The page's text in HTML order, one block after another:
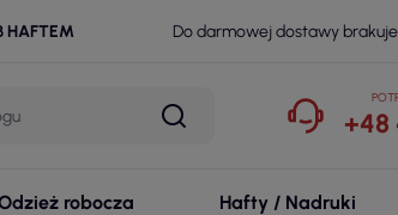
HAFTEM Do darmowej dostawy
+48
robocza Hafty / Nadruki